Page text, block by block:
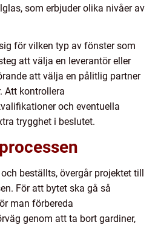
som erbjuder olika nivåer av
för vilken typ av fönster som
att välja en leverantör eller
att välja en pålitlig partner
Att kontrollera
och eventuella
trygghet i beslutet.
beställts, övergår projektet till
För att bytet ska gå så
man förbereda
genom att ta bort gardiner,